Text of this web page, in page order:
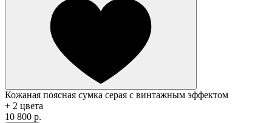
Кожаная поясная сумка серая с винтажным эффектом
+ 2 цвета
10 800 р.